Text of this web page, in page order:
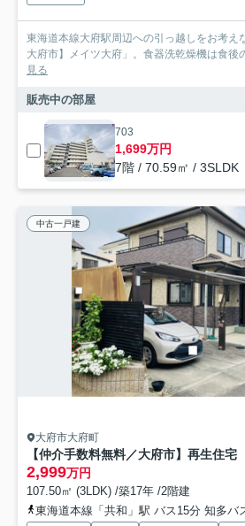
東海道本線大府駅周辺への引っ越しをお考え
大府市】メイツ大府」。食器洗乾燥機は食後
見る
販売中の部屋
703
1,699万円
7階 / 70.59㎡ / 3SLDK
中古一戸建
大府市大府町
2,999万円
107.50㎡ (3LDK) /築17年 /2階建
東海道本線「共和」駅 バス15分 知多バス「上野